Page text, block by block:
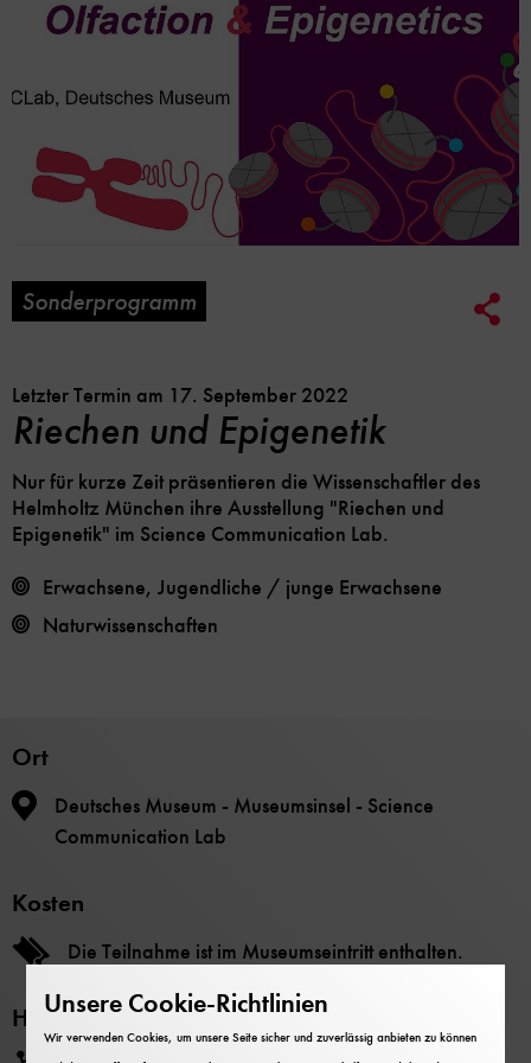
Sonderprogramm
Letzter Termin am 17. September 2022
Riechen und Epigenetik
Nur für kurze Zeit präsentieren die Wissenschaftler des
Helmholtz München ihre Ausstellung "Riechen und
Epigenetik" im Science Communication Lab.
Erwachsene, Jugendliche / junge Erwachsene
Naturwissenschaften
Ort
Deutsches Museum - Museumsinsel - Science
Communication Lab
Kosten
Die Teilnahme ist im Museumseintritt enthalten.
Hinweise
Unsere Cookie-Richtlinien
Wir verwenden Cookies, um unsere Seite sicher und zuverlässig anbieten zu können